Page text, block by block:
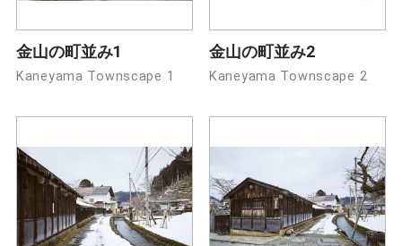
金山の町並み1
Kaneyama Townscape 1
金山の町並み2
Kaneyama Townscape 2